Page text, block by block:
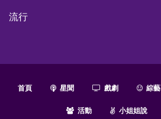
流行
首頁 星聞 戲劇 綜藝
活動 小姐姐說